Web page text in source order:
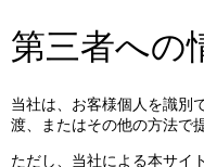
第三者への
当社は、お客様個人を識別
渡、またはその他の方法で
ただし、当社による本サイ